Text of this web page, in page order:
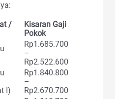
/
Kisaran Gaji
Pokok
Rp1.685.700
–
Rp2.522.600
I)
Rp1.840.800
–
Rp2.670.700